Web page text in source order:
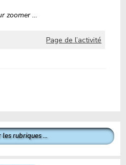
zoomer …
Page de l’activité
rubriques ...